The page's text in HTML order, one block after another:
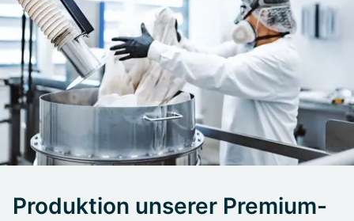
Produktion unserer Premium-